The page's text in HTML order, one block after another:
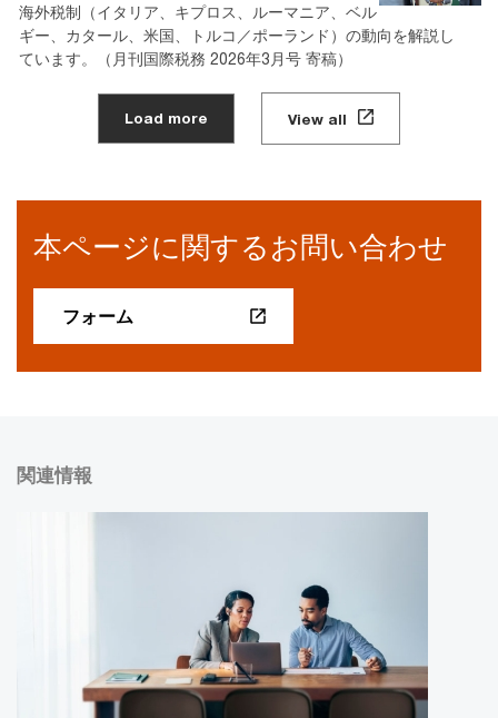
海外税制（イタリア、キプロス、ルーマニア、ベル
ギー、カタール、米国、トルコ／ポーランド）の動向を解説し
ています。（月刊国際税務 2026年3月号 寄稿）
Load more View all
本ページに関するお問い合わせ
フォーム
関連情報